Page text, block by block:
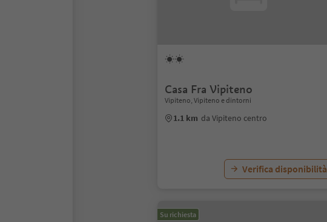
Casa Fra Vipiteno
Vipiteno, Vipiteno e dintorni
1.1 km da Vipiteno centro
Verifica disponibilità
Su richiesta